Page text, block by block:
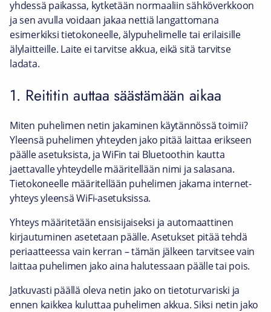
yhdessä paikassa, kytketään normaaliin sähköverkkoon
ja sen avulla voidaan jakaa nettiä langattomana
esimerkiksi tietokoneelle, älypuhelimelle tai erilaisille
älylaitteille. Laite ei tarvitse akkua, eikä sitä tarvitse
ladata.
1. Reititin auttaa säästämään aikaa
Miten puhelimen netin jakaminen käytännössä toimii?
Yleensä puhelimen yhteyden jako pitää laittaa erikseen
päälle asetuksista, ja WiFin tai Bluetoothin kautta
jaettavalle yhteydelle määritellään nimi ja salasana.
Tietokoneelle määritellään puhelimen jakama internet-
yhteys yleensä WiFi-asetuksissa.
Yhteys määritetään ensisijaiseksi ja automaattinen
kirjautuminen asetetaan päälle. Asetukset pitää tehdä
periaatteessa vain kerran – tämän jälkeen tarvitsee vain
laittaa puhelimen jako aina halutessaan päälle tai pois.
Jatkuvasti päällä oleva netin jako on tietoturvariski ja
ennen kaikkea kuluttaa puhelimen akkua. Siksi netin jako